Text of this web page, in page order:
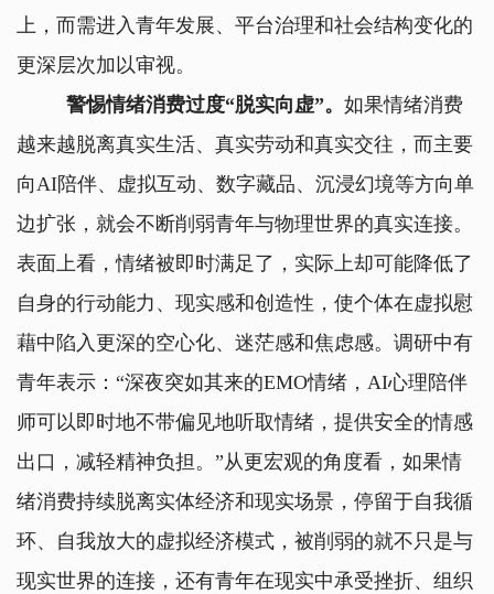
上，而需进入青年发展、平台治理和社会结构变化的
更深层次加以审视。
警惕情绪消费过度“脱实向虚”。 如果情绪消费
越来越脱离真实生活、真实劳动和真实交往，而主要
向AI陪伴、虚拟互动、数字藏品、沉浸幻境等方向单
边扩张，就会不断削弱青年与物理世界的真实连接。
表面上看，情绪被即时满足了，实际上却可能降低了
自身的行动能力、现实感和创造性，使个体在虚拟慰
藉中陷入更深的空心化、迷茫感和焦虑感。调研中有
青年表示：“深夜突如其来的EMO情绪，AI心理陪伴
师可以即时地不带偏见地听取情绪，提供安全的情感
出口，减轻精神负担。”从更宏观的角度看，如果情
绪消费持续脱离实体经济和现实场景，停留于自我循
环、自我放大的虚拟经济模式，被削弱的就不只是与
现实世界的连接，还有青年在现实中承受挫折、组织